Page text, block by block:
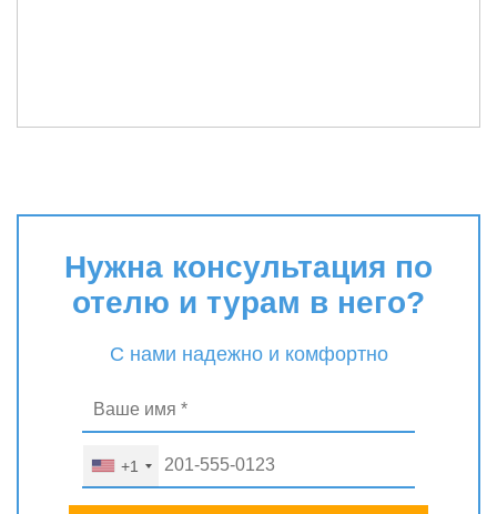
Нужна консультация по
отелю и турам в него?
С нами надежно и комфортно
+1